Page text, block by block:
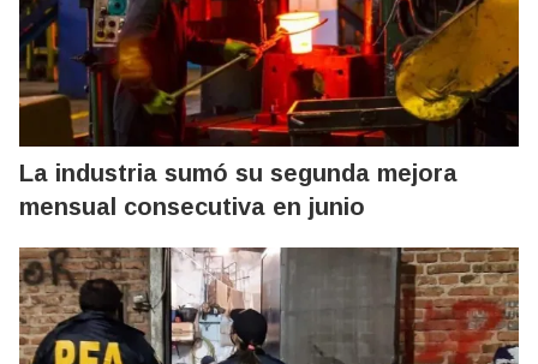
La industria sumó su segunda mejora
mensual consecutiva en junio